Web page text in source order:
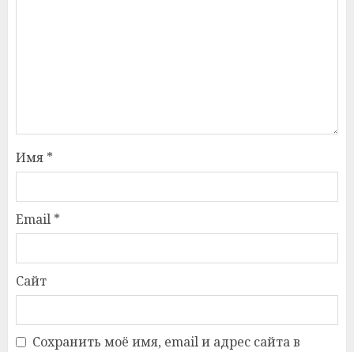
Имя *
Email *
Сайт
Сохранить моё имя, email и адрес сайта в